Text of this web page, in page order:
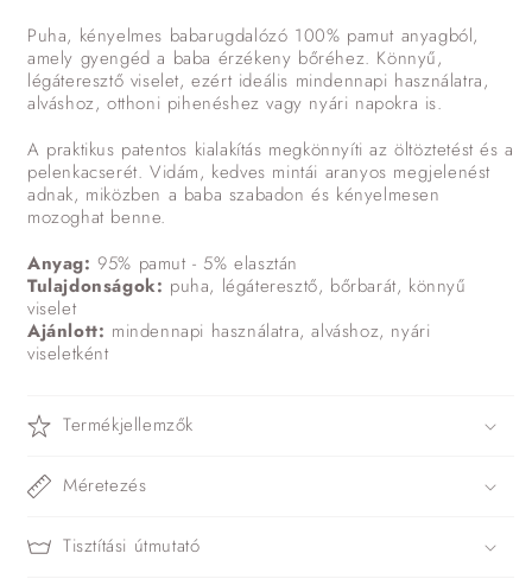
Puha, kényelmes babarugdalózó 100% pamut anyagból,
amely gyengéd a baba érzékeny bőréhez. Könnyű,
légáteresztő viselet, ezért ideális mindennapi használatra,
alváshoz, otthoni pihenéshez vagy nyári napokra is.
A praktikus patentos kialakítás megkönnyíti az öltöztetést és a
pelenkacserét. Vidám, kedves mintái aranyos megjelenést
adnak, miközben a baba szabadon és kényelmesen
mozoghat benne.
Anyag: 95% pamut - 5% elasztán
Tulajdonságok: puha, légáteresztő, bőrbarát, könnyű
viselet
Ajánlott: mindennapi használatra, alváshoz, nyári
viseletként
Termékjellemzők
Méretezés
Tisztítási útmutató